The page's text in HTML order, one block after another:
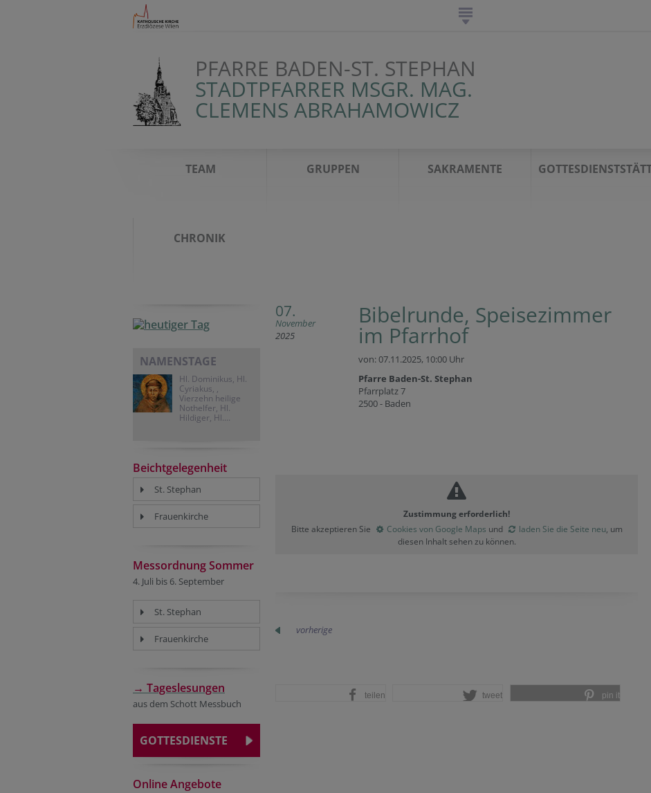
PFARRE BADEN-ST. STEPHAN
STADTPFARRER MSGR. MAG.
CLEMENS ABRAHAMOWICZ
TEAM GRUPPEN SAKRAMENTE
CHRONIK
NAMENSTAGE
Hl. Dominikus, Hl.
Cyriakus, ,
Vierzehn heilige
Nothelfer, Hl.
Hildiger, Hl....
Beichtgelegenheit
St. Stephan
Frauenkirche
Messordnung Sommer
4. Juli bis 6. September
St. Stephan
Frauenkirche
→ Tageslesungen
aus dem Schott Messbuch
GOTTESDIENSTE
Online Angebote
07.
November
2025
Bibelrunde, Speisezimmer
im Pfarrhof
von: 07.11.2025, 10:00 Uhr
Pfarre Baden-St. Stephan
Pfarrplatz 7
2500 - Baden
Zustimmung erforderlich!
Bitte akzeptieren Sie
Cookies von Google Maps und laden Sie die Seite neu, um
diesen Inhalt sehen zu können.
vorherige
teilen tweet pin it